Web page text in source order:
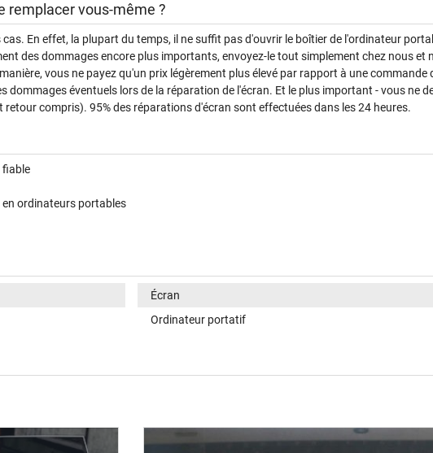
remplacer vous-même ?
En effet, la plupart du temps, il ne suffit pas d'ouvrir le boîtier de l'ordinateur
des dommages encore plus importants, envoyez-le tout simplement chez nous et
vous ne payez qu'un prix légèrement plus élevé par rapport à une
dommages éventuels lors de la réparation de l'écran. Et le plus important - vous ne
compris). 95% des réparations d'écran sont effectuées dans les 24 heures.
fiable
ordinateurs portables
Écran
Ordinateur portatif